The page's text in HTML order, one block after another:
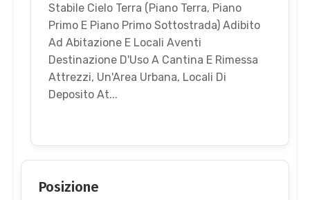
Stabile Cielo Terra (Piano Terra, Piano
Primo E Piano Primo Sottostrada) Adibito
Ad Abitazione E Locali Aventi
Destinazione D'Uso A Cantina E Rimessa
Attrezzi, Un'Area Urbana, Locali Di
Deposito At...
Posizione